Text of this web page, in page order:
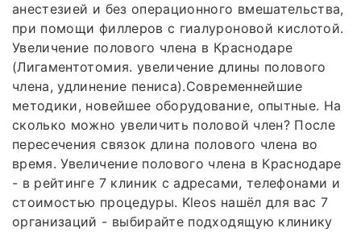
анестезией и без операционного вмешательства,
при помощи филлеров с гиалуроновой кислотой.
Увеличение полового члена в Краснодаре
(Лигаментотомия. увеличение длины полового
члена, удлинение пениса).Современнейшие
методики, новейшее оборудование, опытные. На
сколько можно увеличить половой член? После
пересечения связок длина полового члена во
время. Увеличение полового члена в Краснодаре
- в рейтинге 7 клиник с адресами, телефонами и
стоимостью процедуры. Kleos нашёл для вас 7
организаций - выбирайте подходящую клинику